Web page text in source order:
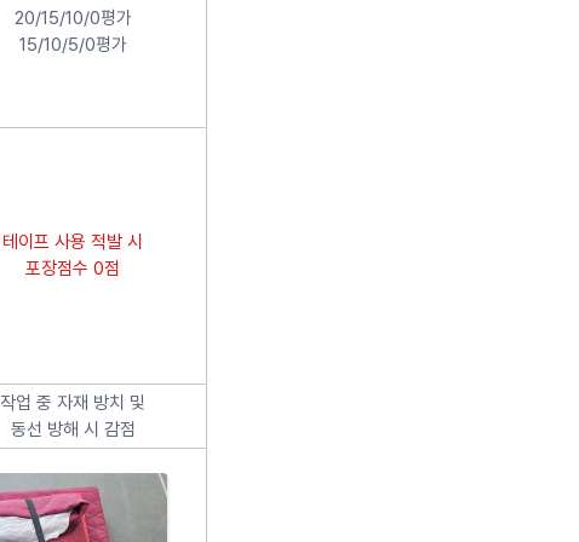
20/15/10/0평가
15/10/5/0평가
테이프 사용 적발 시
포장점수 0점
작업 중 자재 방치 및
동선 방해 시 감점